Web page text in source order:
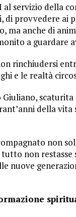
servizio della
provvedere ai
ma anche di
a guardare
rinchiudersi
e le realtà
scaturita
della vita
non
non
nuove